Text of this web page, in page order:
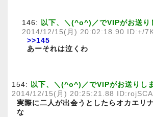
146: 以下、＼(^o^)／でVIPがお送り
2014/12/15(月) 20:02:18.90 ID:+/
>>145
あーそれは泣くわ
154: 以下、＼(^o^)／でVIPがお送りし
2014/12/15(月) 20:25:21.88
実際に二人が出会うとしたらオカエリ
な